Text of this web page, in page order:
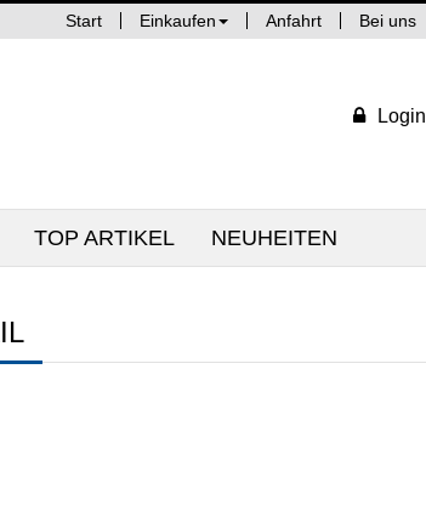
Start Einkaufen Anfahrt Bei uns
Login
TOP ARTIKEL NEUHEITEN